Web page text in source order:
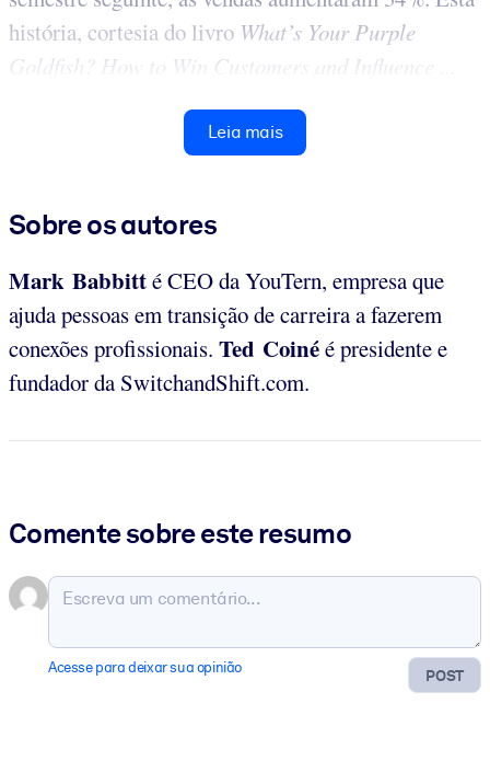
história, cortesia do livro What’s Your Purple
Goldfish? How to Win Customers and Influence ...
Leia mais
Sobre os autores
Mark Babbitté CEO da YouTern, empresa que
ajuda pessoas em transição de carreira a fazerem
conexões profissionais. Ted Coinéé presidente e
fundador da SwitchandShift.com.
Comente sobre este resumo
POST
Acesse para deixar sua opinião